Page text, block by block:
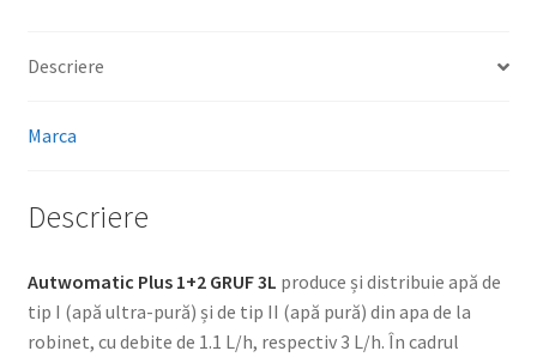
Descriere
Marca
Descriere
Autwomatic Plus 1+2 GRUF 3L produce și distribuie apă de
tip I (apă ultra-pură) și de tip II (apă pură) din apa de la
robinet, cu debite de 1.1 L/h, respectiv 3 L/h. În cadrul